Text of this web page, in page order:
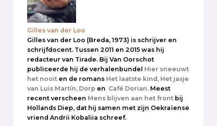
Gilles van der Loo
Gilles van der Loo (Breda, 1973) is schrijver en
schrijfdocent. Tussen 2011 en 2015 was hij
redacteur van Tirade. Bij Van Oorschot
publiceerde hij de verhalenbundel Hier sneeuwt
het nooit en de romans Het laatste kind, Het jasje
van Luis Martín, Dorp en Café Dorian. Meest
recent verscheen Mens blijven aan het front bij
Hollands Diep, dat hij samen met zijn Oekraïense
vriend Andrii Kobaliia schreef.